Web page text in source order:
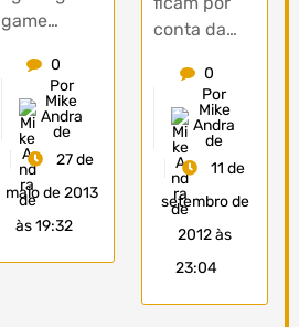
game…
0
Por
Mike
Andra
de
27 de
maio de 2013
às 19:32
conta da…
0
Por
Mike
Andra
de
11 de
setembro de
2012 às
23:04